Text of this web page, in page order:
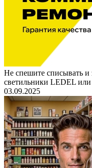
Не спешите списывать и
светильники LEDEL
03.09.2025